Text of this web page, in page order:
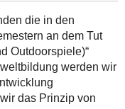
die in den
an dem Tut
Outdoorspiele)“
werden wir
das Prinzip von